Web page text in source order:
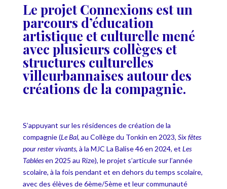
Le projet Connexions est un
parcours d’éducation
artistique et culturelle mené
avec plusieurs collèges et
structures culturelles
villeurbannaises autour des
créations de la compagnie.
S’appuyant sur les résidences de création de la
compagnie (Le Bal, au Collège du Tonkin en 2023, Six fêtes
pour rester vivants, à la MJC La Balise 46 en 2024, et Les
Tabléesen 2025 au Rize), le projet s’articule sur l’année
scolaire, à la fois pendant et en dehors du temps scolaire,
avec des élèves de 6ème/5ème et leur communauté